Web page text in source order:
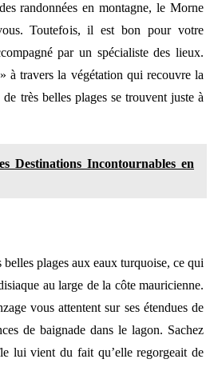
randonnées en montagne, le Morne
Toutefois, il est bon pour votre
par un spécialiste des lieux.
à travers la végétation qui recouvre la
très belles plages se trouvent juste à
Destinations Incontournables en
belles plages aux eaux turquoise, ce qui
au large de la côte mauricienne.
vous attentent sur ses étendues de
de baignade dans le lagon. Sachez
lui vient du fait qu’elle regorgeait de